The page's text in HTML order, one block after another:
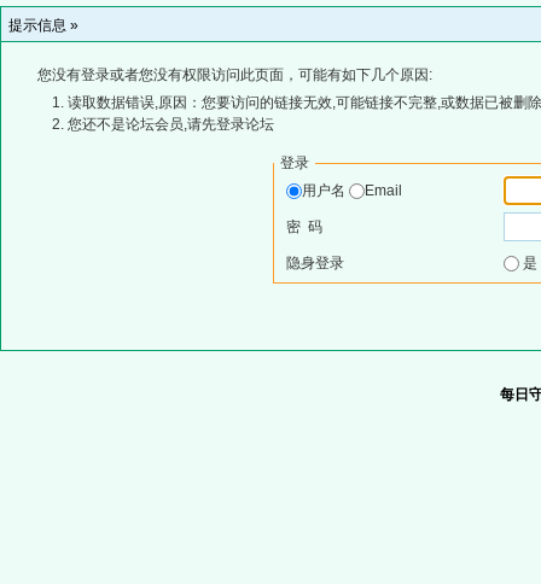
提示信息 »
您没有登录或者您没有权限访问此页面，可能有如下几个原因:
读取数据错误,原因：您要访问的链接无效,可能链接不完整,或数据已被删
您还不是论坛会员,请先登录论坛
登录
用户名
Email
密 码
隐身登录
每日